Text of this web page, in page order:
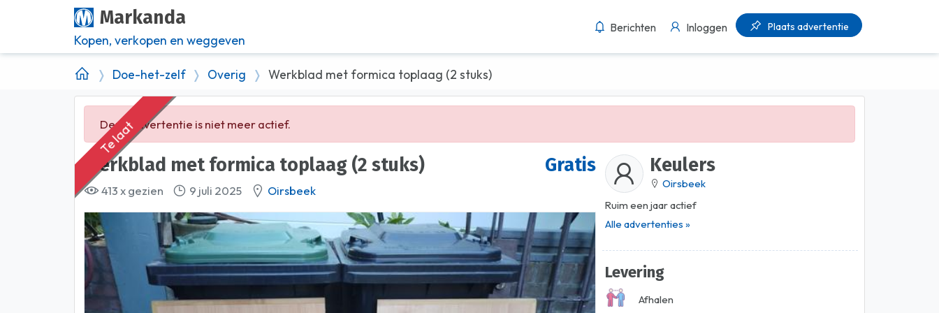
Markanda
Kopen, verkopen en weggeven
Berichten Inloggen Plaats advertentie
Doe-het-zelf Overig Werkblad met formica toplaag (2 stuks)
Te laat
Deze advertentie is niet meer actief.
Gratis
Werkblad met formica toplaag (2 stuks)
413 x gezien 9 juli 2025 Oirsbeek
Keulers
Oirsbeek
Ruim een jaar actief
Alle advertenties »
Levering
Afhalen